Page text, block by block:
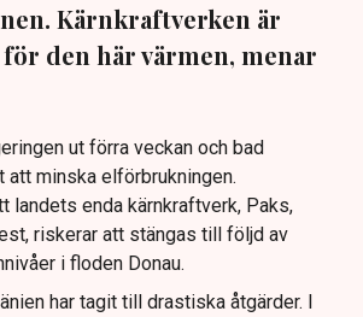
Kärnkraftverken är
den här värmen, menar
ut förra veckan och bad
att minska elförbrukningen.
landets enda kärnkraftverk, Paks,
riskerar att stängas till följd av
i floden Donau.
har tagit till drastiska åtgärder. I